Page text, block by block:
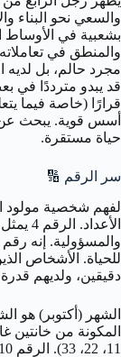
والسعي نحو البناء
بشعبية في الأوساط
مجرد حالم، بل لديه
قد يبدو مترددًا في
قرارًا (خاصة فيما
أسس قوية. يبحث عن
حياة مستقرة.
سر الرقم 🔢
لفهم شخصية مولود
والمسؤولية. إنه رقم
دقيقين، ولديهم
الشهر (أكتوبر) هو
المكونة من خانتين